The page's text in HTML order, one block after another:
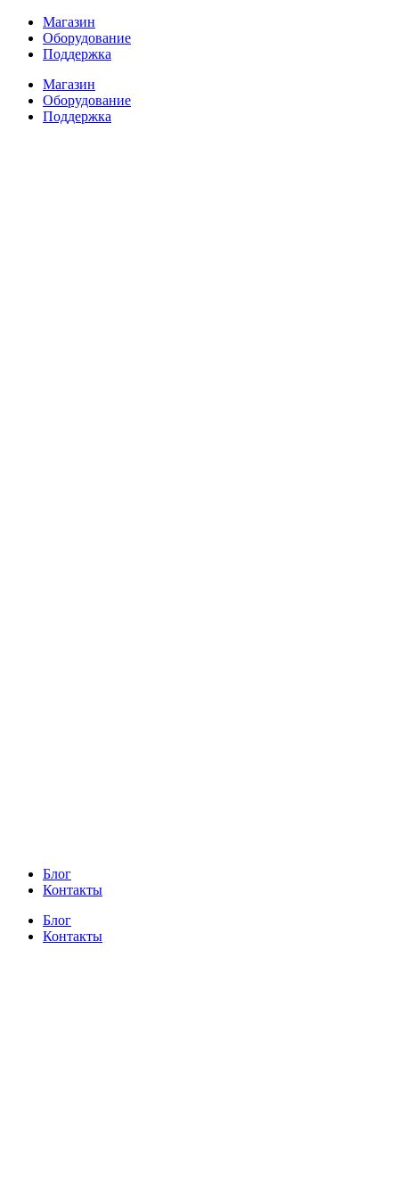
Перейти
содержимому
Магазин
Оборудование
Поддержка
Магазин
Оборудование
Поддержка
Блог
Контакты
Блог
Контакты